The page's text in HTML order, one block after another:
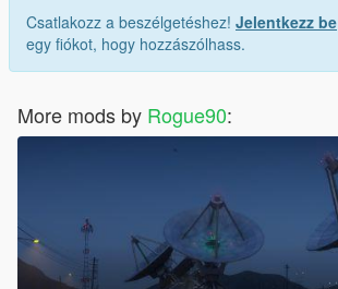
Csatlakozz a beszélgetéshez! Jelentkezz be
egy fiókot, hogy hozzászólhass.
More mods by Rogue90: